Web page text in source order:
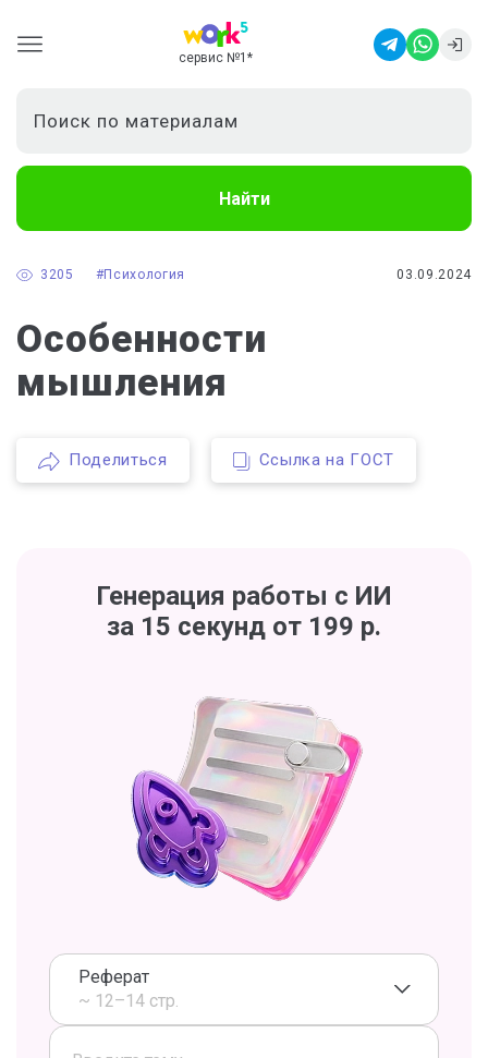
сервис №1 *
Найти
03.09.2024
#Психология
3205
Особенности
мышления
Поделиться Ссылка на ГОСТ
Генерация работы с ИИ
за 15 секунд от 199 р.
Реферат
~ 12–14 стр.